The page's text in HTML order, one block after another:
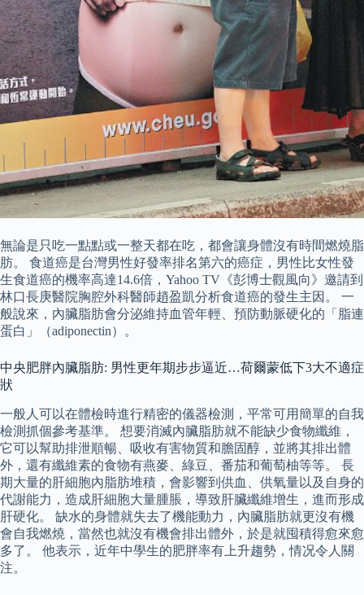
無論是只吃一點點或一整天都在吃，都會讓身體沒有時間燃燒脂
肪。 食道癌是台灣男性好發率排名第六的癌症，男性比女性發
生食道癌的機率高達14.6倍，Yahoo TV《彭博士觀風向》邀請到
林口長庚醫院胸腔外科醫師趙盈凱分析食道癌的發生主因。 一
般說來，內臟脂肪會分泌維持血管年輕、預防動脈硬化的「脂連
蛋白」（adiponectin）。
中央肥胖內臟脂肪: 男性更年期步步逼近…荷爾蒙低下3大不適症
狀
一般人可以在體檢時進行精密的儀器檢測，平常可用簡單的自我
檢測抓個參考基準。 想要消滅內臟脂肪就不能缺少食物纖維，
它可以幫助排泄順暢、吸收有害物質和膽固醇，並將其排出體
外，還有纖維素的食物有燕麥、綠豆、番茄和葡萄柚等等。 長
期大量的肝細胞內脂肪堆積，會影響到供血、供氧量以及自身的
代謝能力，造成肝細胞大量腫脹，導致肝臟纖維增生，進而形成
肝硬化。 缺水的身體就失去了機能動力，內臟脂肪就更沒有機
會自我燃燒，當然也就沒有機會排出體外，於是就囤積得愈來愈
多了。 他表示，近年中學生的肥胖率有上升趨勢，情况令人關
注。